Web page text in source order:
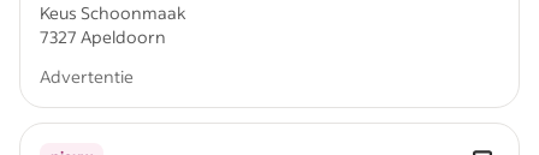
Keus Schoonmaak
7327 Apeldoorn
Advertentie